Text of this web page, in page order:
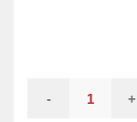
- +